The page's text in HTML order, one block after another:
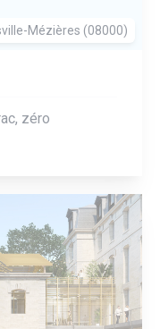
Mézières (08000)
zéro